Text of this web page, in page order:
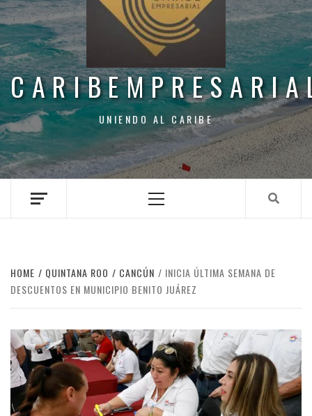
UNIENDO AL CARIBE
Menu
HOME QUINTANA ROO CANCÚN
INICIA ÚLTIMA SEMANA DE
DESCUENTOS EN MUNICIPIO BENITO JUÁREZ